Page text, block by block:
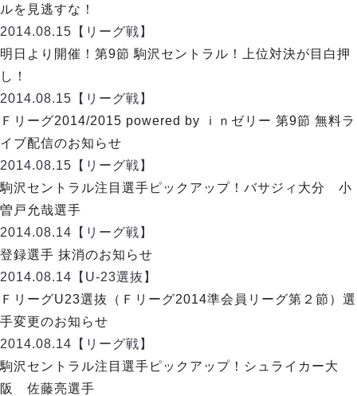
メットライフ生命Ｆリーグカップ 2026
試合日程・結果
大会概要
アリーナ情報
チケット情報
過去の記録
リガーレヴィア葛飾
Y．S．C．C．横浜
ヴィンセドール白山
デウソン神戸
ポルセイド浜田
ミラクルスマイル新居浜
記念ゴール
ハットトリック
担当審判員
選手の通算記録（Ｆ１）
エスポラーダ北海道
バルドラール浦安
フウガドールすみだ
しながわシティ
立川アスレティックFC
ペスカドーラ町田
湘南ベルマーレ
ボアルース長野
名古屋オーシャンズ
シュライカー大阪
ボルクバレット北九州
バサジィ大分
DIVISION02
FOLLOW US!
ルを見逃すな！
2014.08.15 【リーグ戦】
明日より開催！第9節 駒沢セントラル！上位対決が目白押
し！
2014.08.15 【リーグ戦】
Ｆリーグ2014/2015 powered by ｉｎゼリー 第9節 無料ラ
イブ配信のお知らせ
2014.08.15 【リーグ戦】
駒沢セントラル注目選手ピックアップ！バサジィ大分 小
曽戸允哉選手
2014.08.14 【リーグ戦】
登録選手 抹消のお知らせ
2014.08.14 【U-23選抜】
ＦリーグU23選抜（Ｆリーグ2014準会員リーグ第２節）選
手変更のお知らせ
2014.08.14 【リーグ戦】
駒沢セントラル注目選手ピックアップ！シュライカー大
阪 佐藤亮選手